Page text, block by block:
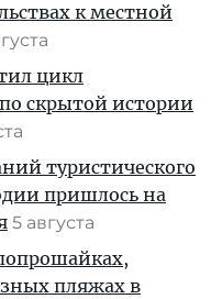
к местной
цикл
скрытой истории
туристического
пришлось на
5 августа
пляжах в